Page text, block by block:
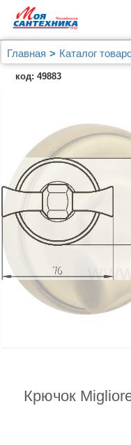
Главная Каталог
Крючок Migliore
код: 49883
Крючок